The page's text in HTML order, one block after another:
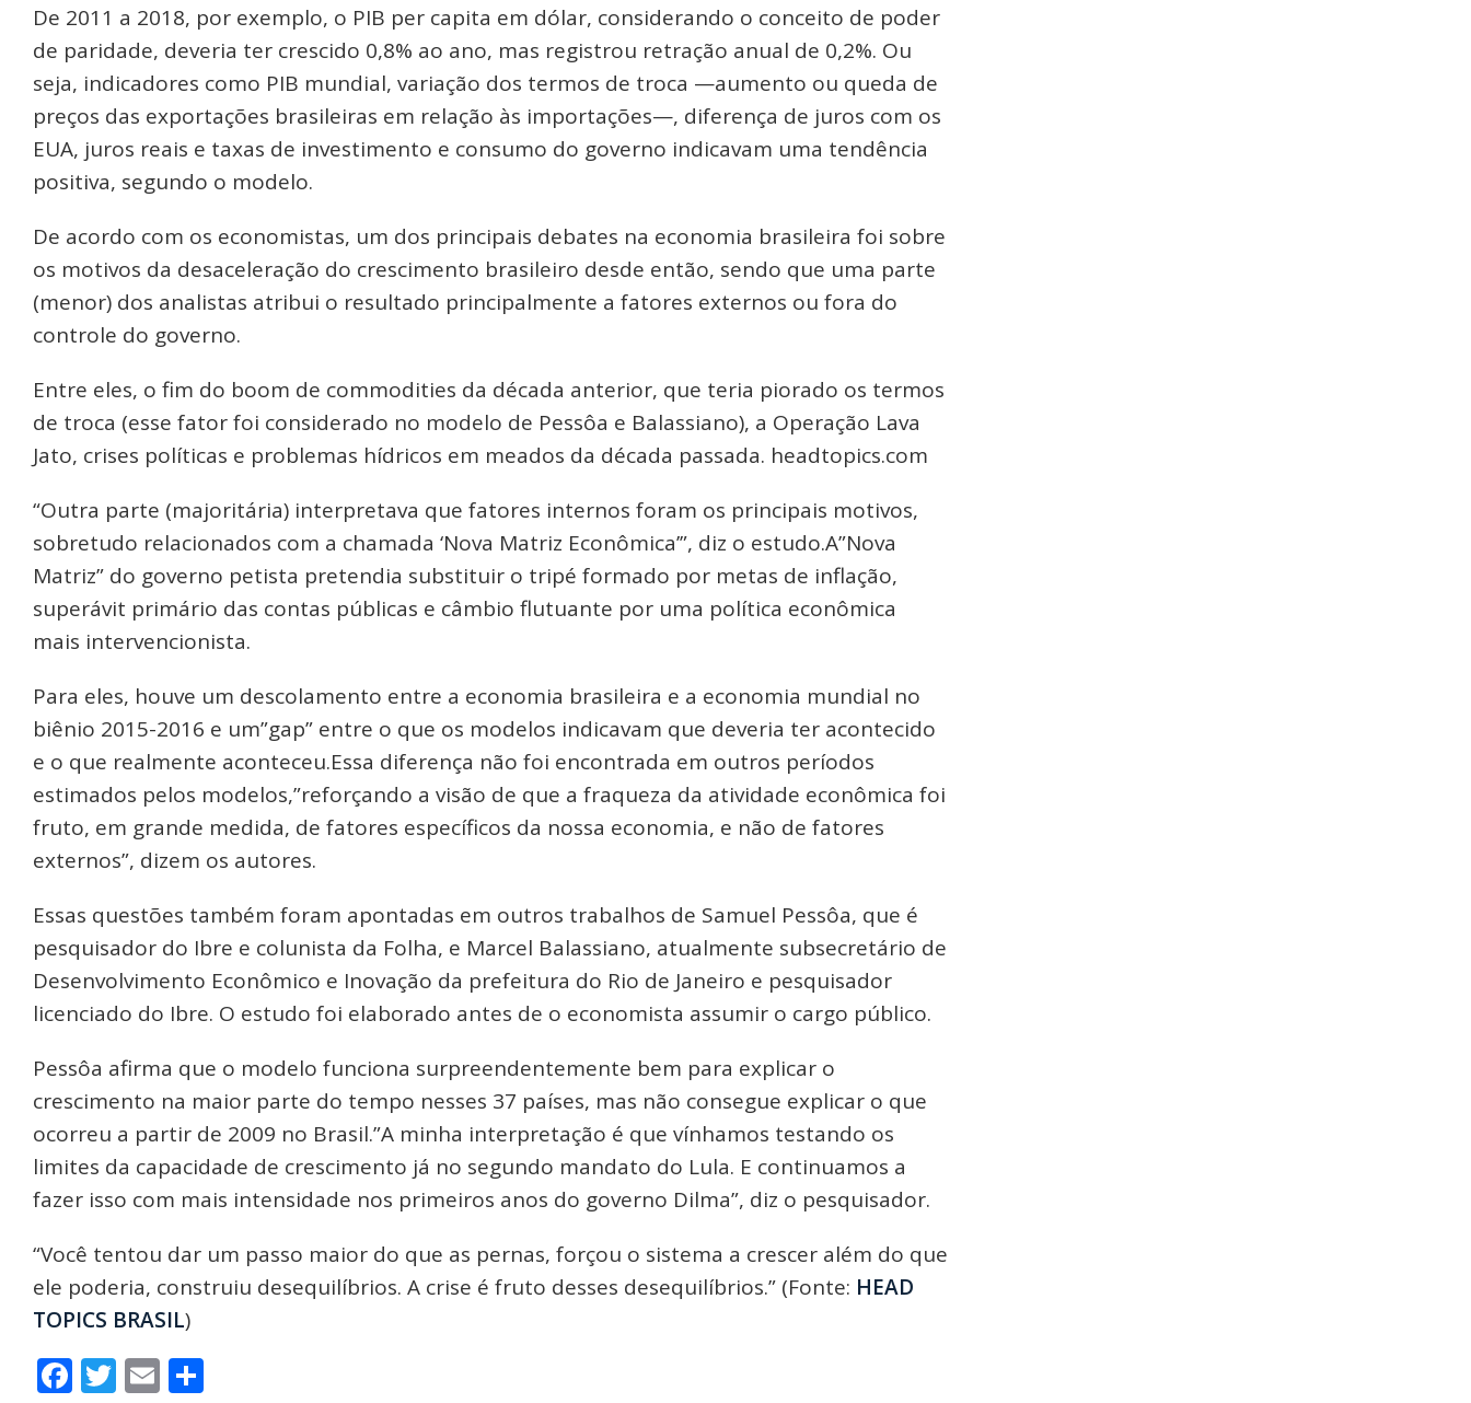
De 2011 a 2018, por exemplo, o PIB per capita em dólar, considerando o conceito de poder
de paridade, deveria ter crescido 0,8% ao ano, mas registrou retração anual de 0,2%. Ou
seja, indicadores como PIB mundial, variação dos termos de troca —aumento ou queda de
preços das exportações brasileiras em relação às importações—, diferença de juros com os
EUA, juros reais e taxas de investimento e consumo do governo indicavam uma tendência
positiva, segundo o modelo.
De acordo com os economistas, um dos principais debates na economia brasileira foi sobre
os motivos da desaceleração do crescimento brasileiro desde então, sendo que uma parte
(menor) dos analistas atribui o resultado principalmente a fatores externos ou fora do
controle do governo.
Entre eles, o fim do boom de commodities da década anterior, que teria piorado os termos
de troca (esse fator foi considerado no modelo de Pessôa e Balassiano), a Operação Lava
Jato, crises políticas e problemas hídricos em meados da década passada. headtopics.com
“Outra parte (majoritária) interpretava que fatores internos foram os principais motivos,
sobretudo relacionados com a chamada ‘Nova Matriz Econômica’”, diz o estudo.A”Nova
Matriz” do governo petista pretendia substituir o tripé formado por metas de inflação,
superávit primário das contas públicas e câmbio flutuante por uma política econômica
mais intervencionista.
Para eles, houve um descolamento entre a economia brasileira e a economia mundial no
biênio 2015-2016 e um”gap” entre o que os modelos indicavam que deveria ter acontecido
e o que realmente aconteceu.Essa diferença não foi encontrada em outros períodos
estimados pelos modelos,”reforçando a visão de que a fraqueza da atividade econômica foi
fruto, em grande medida, de fatores específicos da nossa economia, e não de fatores
externos”, dizem os autores.
Essas questões também foram apontadas em outros trabalhos de Samuel Pessôa, que é
pesquisador do Ibre e colunista da Folha, e Marcel Balassiano, atualmente subsecretário de
Desenvolvimento Econômico e Inovação da prefeitura do Rio de Janeiro e pesquisador
licenciado do Ibre. O estudo foi elaborado antes de o economista assumir o cargo público.
Pessôa afirma que o modelo funciona surpreendentemente bem para explicar o
crescimento na maior parte do tempo nesses 37 países, mas não consegue explicar o que
ocorreu a partir de 2009 no Brasil.”A minha interpretação é que vínhamos testando os
limites da capacidade de crescimento já no segundo mandato do Lula. E continuamos a
fazer isso com mais intensidade nos primeiros anos do governo Dilma”, diz o pesquisador.
“Você tentou dar um passo maior do que as pernas, forçou o sistema a crescer além do que
ele poderia, construiu desequilíbrios. A crise é fruto desses desequilíbrios.” (Fonte: HEAD
TOPICS BRASIL)
Facebook
Twitter
Email